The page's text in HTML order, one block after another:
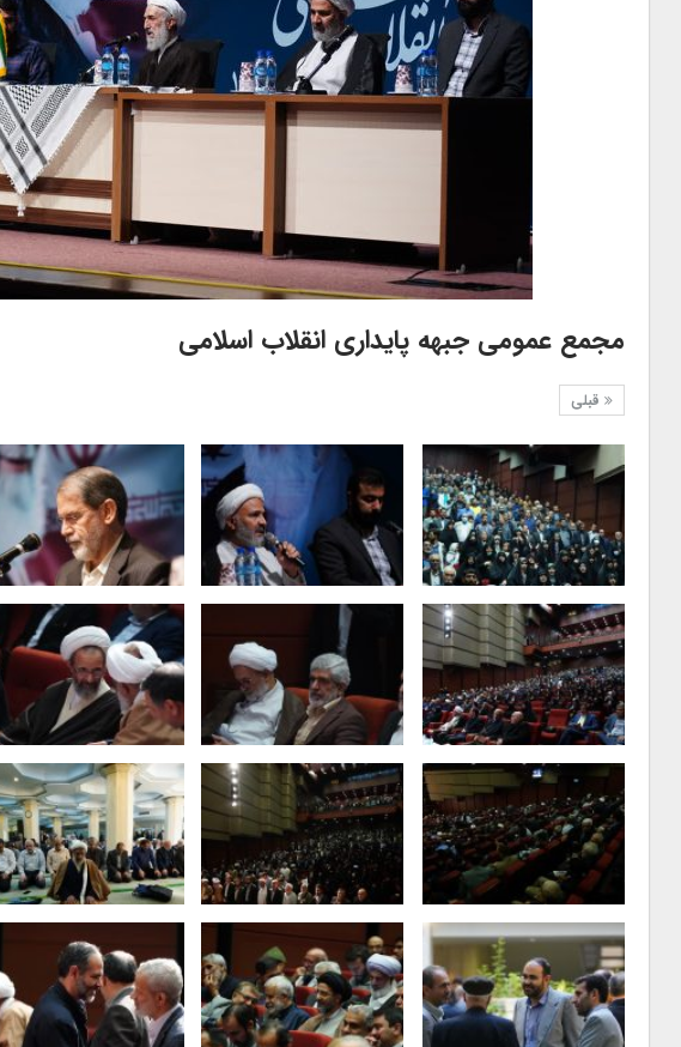
مجمع عمومی جبهه پایداری انقلاب اسلامی
قبلی